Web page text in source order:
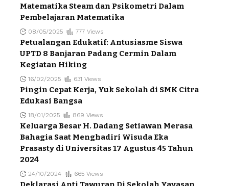
Matematika Steam dan Psikometri Dalam
Pembelajaran Matematika
08/05/2025 777 Views
Petualangan Edukatif: Antusiasme Siswa
UPTD 8 Banjaran Padang Cermin Dalam
Kegiatan Hiking
16/02/2025 631 Views
Pingin Cepat Kerja, Yuk Sekolah di SMK Citra
Edukasi Bangsa
18/01/2025 869 Views
Keluarga Besar H. Dadang Setiawan Merasa
Bahagia Saat Menghadiri Wisuda Eka
Prasasty di Universitas 17 Agustus 45 Tahun
2024
24/10/2024 665 Views